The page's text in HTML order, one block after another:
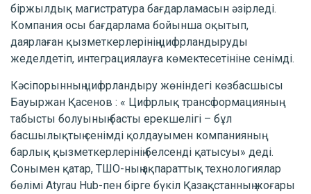
біржылдық магистратура бағдарламасын әзірледі.
Компания осы бағдарлама бойынша оқытып,
даярлаған қызметкерлерінің цифрландыруды
жеделдетіп, интеграциялауға көмектесетініне сенімді.
Кәсіпорынның цифрландыру жөніндегі көзбасшысы
Бауыржан Қасенов : « Цифрлық трансформацияның
табысты болуының басты ерекшелігі – бұл
басшылықтың сенімді қолдауымен компанияның
барлық қызметкерлерінің белсенді қатысуы» деді.
Сонымен қатар, ТШО-ның ақпараттық технологиялар
бөлімі Atyrau Hub-пен бірге бүкіл Қазақстанның жоғары